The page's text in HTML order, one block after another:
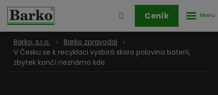
Přihlášení
zóny
Ceník
Barko, s.r.o.
Barko zpravodaj
V Česku se k recyklaci vysbírá skoro polovina baterií,
zbytek končí neznámo kde